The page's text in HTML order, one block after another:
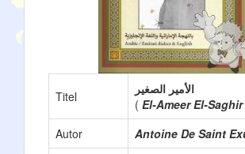
Titel
الأمير الصغير
( El-Ameer El-Saghir
Autor
Antoine De Saint